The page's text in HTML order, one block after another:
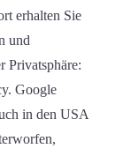
erhalten Sie
und
Privatsphäre:
Google
in den USA